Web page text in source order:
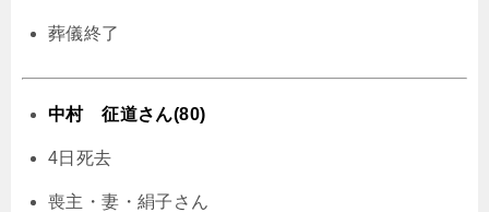
葬儀終了
中村 征道さん(80)
4日死去
喪主・妻・絹子さん